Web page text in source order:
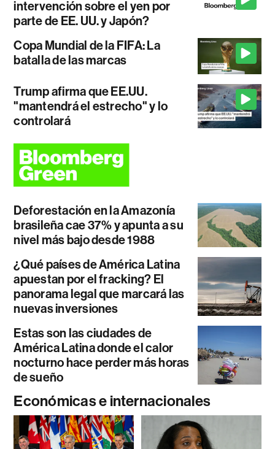
intervención sobre el yen por
parte de EE. UU. y Japón?
Copa Mundial de la FIFA: La
batalla de las marcas
Trump afirma que EE.UU.
"mantendrá el estrecho" y lo
controlará
Deforestación en la Amazonía
brasileña cae 37% y apunta a su
nivel más bajo desde 1988
¿Qué países de América Latina
apuestan por el fracking? El
panorama legal que marcará las
nuevas inversiones
Estas son las ciudades de
América Latina donde el calor
nocturno hace perder más horas
de sueño
Económicas e internacionales